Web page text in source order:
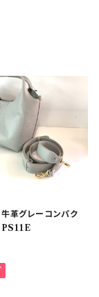
革グレーコンパク
ク 7−PS11E